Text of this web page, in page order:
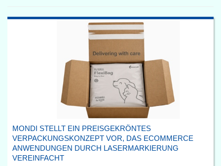
MONDI STELLT EIN PREISGEKRÖNTES
VERPACKUNGSKONZEPT VOR, DAS ECOMMERCE
ANWENDUNGEN DURCH LASERMARKIERUNG
VEREINFACHT